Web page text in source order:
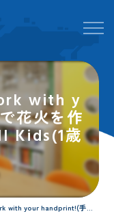
with y
花火を作
Kids(1歳
で花火を作ってみよう！)☆Small Kids(1歳児クラス)